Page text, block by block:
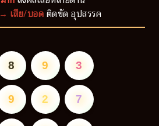
เสีย/บอดติดขัด อุปสรรค
8 9 3
9 2 7